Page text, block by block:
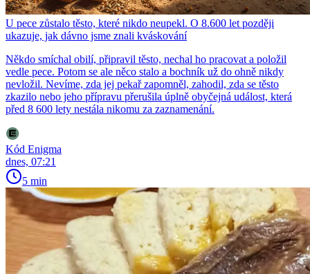
U pece zůstalo těsto, které nikdo neupekl. O 8.600 let později
ukazuje, jak dávno jsme znali kváskování
Někdo smíchal obilí, připravil těsto, nechal ho pracovat a položil
vedle pece. Potom se ale něco stalo a bochník už do ohně nikdy
nevložil. Nevíme, zda jej pekař zapomněl, zahodil, zda se těsto
zkazilo nebo jeho přípravu přerušila úplně obyčejná událost, která
před 8 600 lety nestála nikomu za zaznamenání.
Kód Enigma
dnes, 07:21
5 min